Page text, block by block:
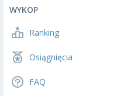
WYKOP
Ranking
Osiągnięcia
FAQ